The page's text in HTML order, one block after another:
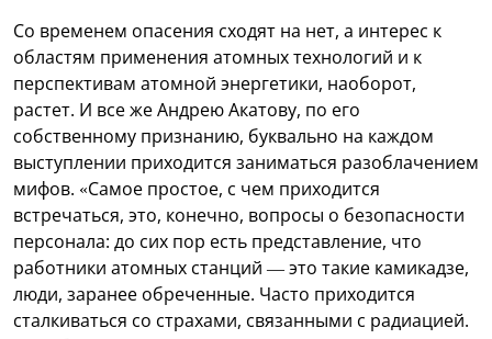
Со временем опасения сходят на нет, а интерес к
областям применения атомных технологий и к
перспективам атомной энергетики, наоборот,
растет. И все же Андрею Акатову, по его
собственному признанию, буквально на каждом
выступлении приходится заниматься разоблачением
мифов. «Самое простое, с чем приходится
встречаться, это, конечно, вопросы о безопасности
персонала: до сих пор есть представление, что
работники атомных станций — это такие камикадзе,
люди, заранее обреченные. Часто приходится
сталкиваться со страхами, связанными с радиацией.